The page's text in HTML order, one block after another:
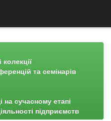
та семінарів
сучасному етапі
підприємств